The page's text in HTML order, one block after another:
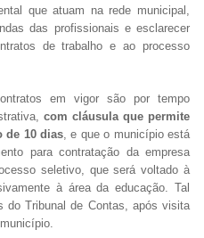
que atuam na rede municipal,
das profissionais e esclarecer
de trabalho e ao processo
em vigor são por tempo
com cláusula que permite
de 10 dias, e que o município está
para contratação da empresa
seletivo, que será voltado à
à área da educação. Tal
do Tribunal de Contas, após visita